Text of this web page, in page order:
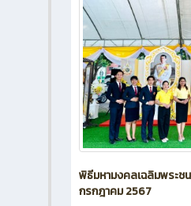
พิธีมหามงคลเฉลิมพระ
กรกฎาคม 2567